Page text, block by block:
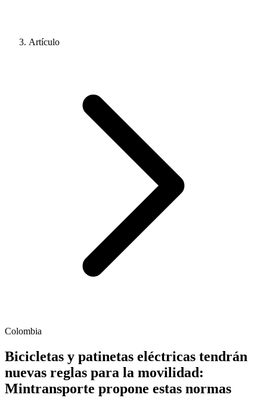
Artículo
Colombia
Bicicletas y patinetas eléctricas tendrán
nuevas reglas para la movilidad:
Mintransporte propone estas normas